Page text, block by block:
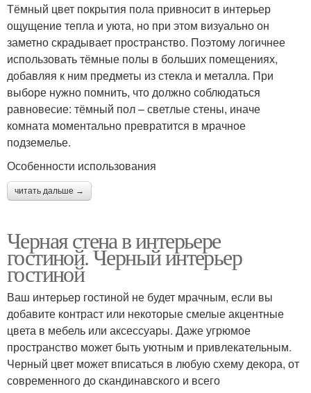
Тёмный цвет покрытия пола привносит в интерьер
ощущение тепла и уюта, но при этом визуально он
заметно скрадывает пространство. Поэтому логичнее
использовать тёмные полы в больших помещениях,
добавляя к ним предметы из стекла и металла. При
выборе нужно помнить, что должно соблюдаться
равновесие: тёмный пол – светлые стены, иначе
комната моментально превратится в мрачное
подземелье.
Особенности использования
читать дальше →
Черная стена в интерьере
гостиной. Черный интерьер
гостиной
Ваш интерьер гостиной не будет мрачным, если вы
добавите контраст или некоторые смелые акцентные
цвета в мебель или аксессуары. Даже угрюмое
пространство может быть уютным и привлекательным.
Черный цвет может вписаться в любую схему декора, от
современного до скандинавского и всего